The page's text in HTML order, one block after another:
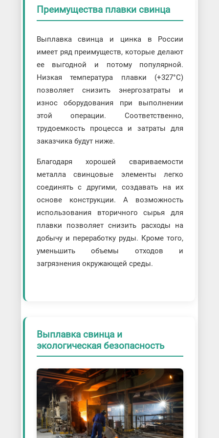
Преимущества плавки свинца
Выплавка свинца и цинка в России
имеет ряд преимуществ, которые делают
ее выгодной и потому популярной.
Низкая температура плавки (+327°C)
позволяет снизить энергозатраты и
износ оборудования при выполнении
этой операции. Соответственно,
трудоемкость процесса и затраты для
заказчика будут ниже.
Благодаря хорошей свариваемости
металла свинцовые элементы легко
соединять с другими, создавать на их
основе конструкции. А возможность
использования вторичного сырья для
плавки позволяет снизить расходы на
добычу и переработку руды. Кроме того,
уменьшить объемы отходов и
загрязнения окружающей среды.
Выплавка свинца и
экологическая безопасность